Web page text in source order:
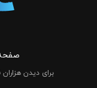
برای دیدن